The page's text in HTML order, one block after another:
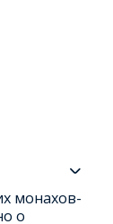
монахов-
о